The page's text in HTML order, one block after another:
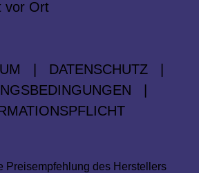
vor Ort
DATENSCHUTZ
Preisempfehlung des Herstellers